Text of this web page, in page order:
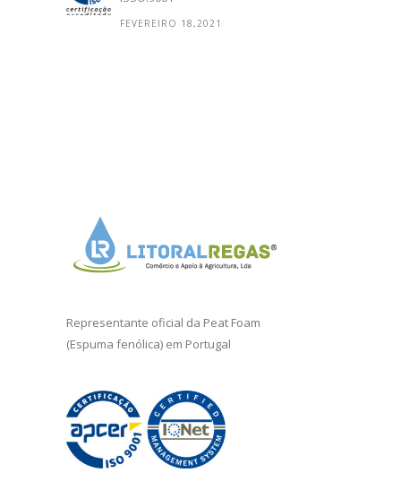
FEVEREIRO 18,2021
Representante oficial da Peat Foam
(Espuma fenólica) em Portugal